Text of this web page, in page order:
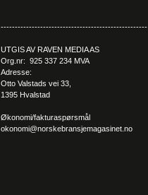
----------------------------------------------------
UTGIS AV RAVEN MEDIA AS
Org.nr: 925 337 234 MVA
Adresse:
Otto Valstads vei 33,
1395 Hvalstad
Økonomi/fakturaspørsmål
okonomi@norskebransjemagasinet.no